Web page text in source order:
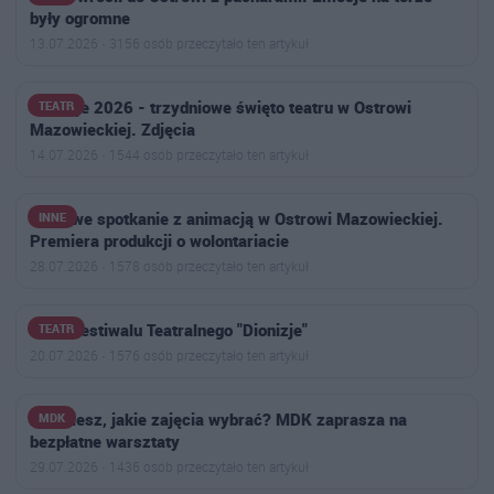
były ogromne
13.07.2026 · 3156 osób przeczytało ten artykuł
TEATR
Dionizje 2026 - trzydniowe święto teatru w Ostrowi
Mazowieckiej. Zdjęcia
14.07.2026 · 1544 osób przeczytało ten artykuł
INNE
Filmowe spotkanie z animacją w Ostrowi Mazowieckiej.
Premiera produkcji o wolontariacie
28.07.2026 · 1578 osób przeczytało ten artykuł
TEATR
Finał Festiwalu Teatralnego "Dionizje"
20.07.2026 · 1576 osób przeczytało ten artykuł
MDK
Nie wiesz, jakie zajęcia wybrać? MDK zaprasza na
bezpłatne warsztaty
29.07.2026 · 1436 osób przeczytało ten artykuł